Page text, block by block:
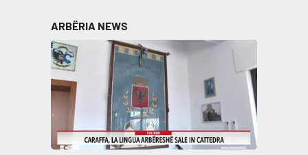
ARBËRIA NEWS